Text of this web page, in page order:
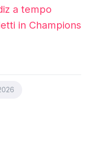
a tempo
in Champions